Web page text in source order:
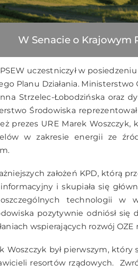
W Senacie o Krajowym
PSEW uczestniczył w
Planu Działania.
Strzelec-Łobodzińska oraz
Środowiska
prezes URE Marek Woszczyk,
w zakresie energii ze
założeń KPD, którą
i skupiała się
technologii w
pozytywnie odniósł
wspierających rozwój
Woszczyk był pierwszym,
resortów rządowych.